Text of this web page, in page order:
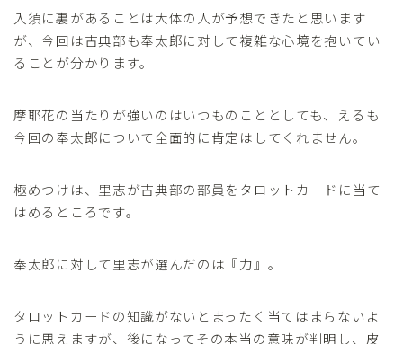
入須に裏があることは大体の人が予想できたと思います
が、今回は古典部も奉太郎に対して複雑な心境を抱いてい
ることが分かります。
摩耶花の当たりが強いのはいつものこととしても、えるも
今回の奉太郎について全面的に肯定はしてくれません。
極めつけは、里志が古典部の部員をタロットカードに当て
はめるところです。
奉太郎に対して里志が選んだのは『力』。
タロットカードの知識がないとまったく当てはまらないよ
うに思えますが、後になってその本当の意味が判明し、皮